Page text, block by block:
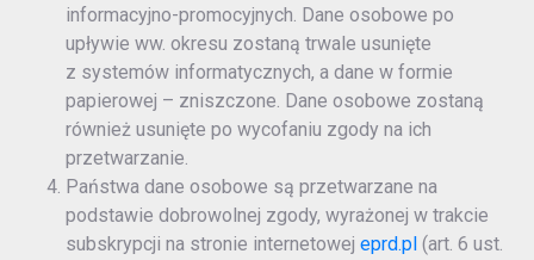
informacyjno-promocyjnych. Dane osobowe po
upływie ww. okresu zostaną trwale usunięte
z systemów informatycznych, a dane w formie
papierowej – zniszczone. Dane osobowe zostaną
również usunięte po wycofaniu zgody na ich
przetwarzanie.
Państwa dane osobowe są przetwarzane na
podstawie dobrowolnej zgody, wyrażonej w trakcie
subskrypcji na stronie internetowej eprd.pl (art. 6 ust.